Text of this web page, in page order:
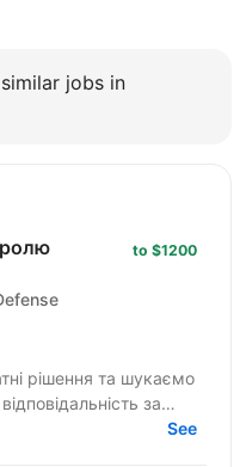
jobs in
to $1200
рішення та шукаємо
за
в нашій команді.See